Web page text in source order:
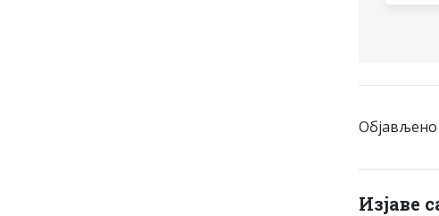
Објављено
Изјаве